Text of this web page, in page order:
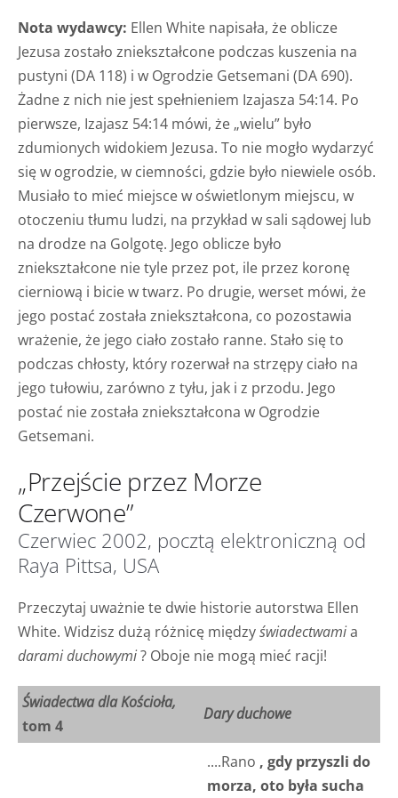
Nota wydawcy: Ellen White napisała, że oblicze
Jezusa zostało zniekształcone podczas kuszenia na
pustyni (DA 118) i w Ogrodzie Getsemani (DA 690).
Żadne z nich nie jest spełnieniem Izajasza 54:14. Po
pierwsze, Izajasz 54:14 mówi, że „wielu” było
zdumionych widokiem Jezusa. To nie mogło wydarzyć
się w ogrodzie, w ciemności, gdzie było niewiele osób.
Musiało to mieć miejsce w oświetlonym miejscu, w
otoczeniu tłumu ludzi, na przykład w sali sądowej lub
na drodze na Golgotę. Jego oblicze było
zniekształcone nie tyle przez pot, ile przez koronę
cierniową i bicie w twarz. Po drugie, werset mówi, że
jego postać została zniekształcona, co pozostawia
wrażenie, że jego ciało zostało ranne. Stało się to
podczas chłosty, który rozerwał na strzępy ciało na
jego tułowiu, zarówno z tyłu, jak i z przodu. Jego
postać nie została zniekształcona w Ogrodzie
Getsemani.
„Przejście przez Morze
Czerwone”
Czerwiec 2002, pocztą elektroniczną od
Raya Pittsa, USA
Przeczytaj uważnie te dwie historie autorstwa Ellen
White. Widzisz dużą różnicę międzyświadectwamia
darami duchowymi? Oboje nie mogą mieć racji!
Świadectwa dla Kościoła,
tom 4
Dary duchowe
....Rano , gdy przyszli do
morza, oto była sucha